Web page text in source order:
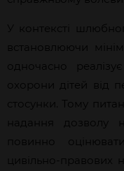
У контексті
встановлюючи
одночасно
охорони дітей від
стосунки. Тому
надання дозволу
повинно
цивільно-правових